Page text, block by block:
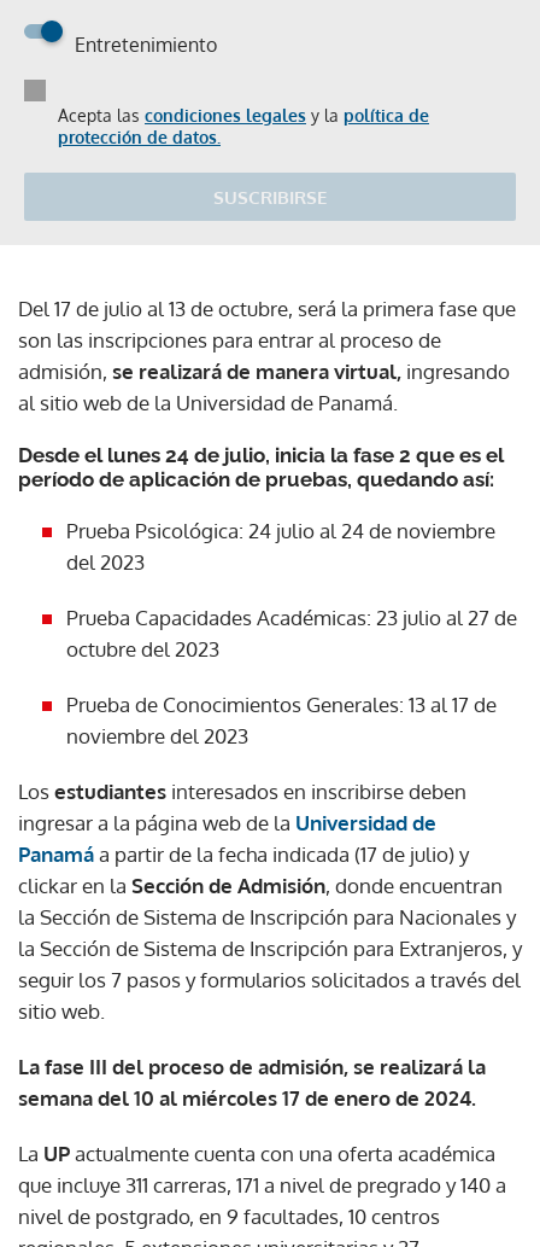
Entretenimiento
Acepta las condiciones legales y la política de
protección de datos.
SUSCRIBIRSE
Del 17 de julio al 13 de octubre, será la primera fase que
son las inscripciones para entrar al proceso de
admisión, se realizará de manera virtual, ingresando
al sitio web de la Universidad de Panamá.
Desde el lunes 24 de julio, inicia la fase 2 que es el
período de aplicación de pruebas, quedando así:
Prueba Psicológica: 24 julio al 24 de noviembre
del 2023
Prueba Capacidades Académicas: 23 julio al 27 de
octubre del 2023
Prueba de Conocimientos Generales: 13 al 17 de
noviembre del 2023
Losestudiantes interesados en inscribirse deben
ingresar a la página web de la Universidad de
Panamáa partir de la fecha indicada (17 de julio) y
clickar en la Sección de Admisión, donde encuentran
la Sección de Sistema de Inscripción para Nacionales y
la Sección de Sistema de Inscripción para Extranjeros, y
seguir los 7 pasos y formularios solicitados a través del
sitio web.
La fase III del proceso de admisión, se realizará la
semana del 10 al miércoles 17 de enero de 2024.
La UPactualmente cuenta con una oferta académica
que incluye 311 carreras, 171 a nivel de pregrado y 140 a
nivel de postgrado, en 9 facultades, 10 centros